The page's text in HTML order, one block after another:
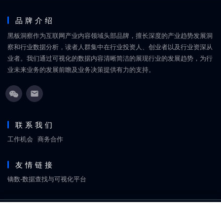
品牌介绍
黑板洞察作为互联网产业内容领域头部品牌，擅长深度的产业趋势发展洞
察和行业数据分析，读者人群集中在行业投资人、创业者以及行业资深从
业者。我们通过可视化的数据内容清晰简洁的展现行业的发展趋势，为行
业未来业务的发展前瞻及业务决策提供有力的支持。
联系我们
工作机会 商务合作
友情链接
镝数-数据查找与可视化平台